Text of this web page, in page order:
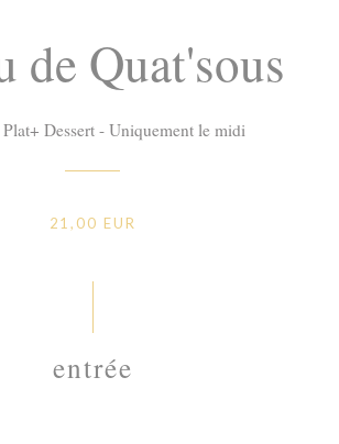
de Quat'sous
Dessert - Uniquement le midi
21,00 EUR
entrée